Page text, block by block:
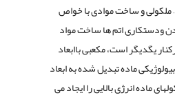
– ملکولی و ساخت موادی با خواص
ودستکاری اتم ها ساخت مواد
(یک میلیاردم متر) به اندازه چیدن ۵الی۱۰ اتم درکنار یگدیگر است، مکعبی باابعاد
و بیولوژیکی ماده تبدیل شده به ابعاد
ماده انرژی بالایی را ایجاد می